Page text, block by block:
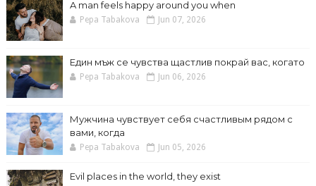
A man feels happy around you when
Pepa Tabakova Jun 07, 2026
Един мъж се чувства щастлив покрай вас, когато
Pepa Tabakova Jun 06, 2026
Мужчина чувствует себя счастливым рядом с
вами, когда
Pepa Tabakova Jun 05, 2026
Evil places in the world, they exist